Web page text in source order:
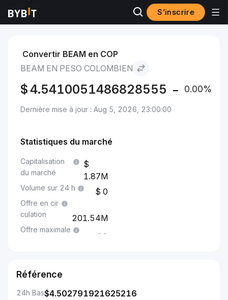
S’inscrire
Marchés BEAM to Peso colombien
Convertir BEAM en COP
BEAM EN PESO COLOMBIEN
$4.5410051486828555 0.00%
Dernière mise à jour : Aug 5, 2026, 23:00:00
Statistiques du marché
Capitalisation
du marché
1.87M
Volume sur 24 h 0
Offre en cir
culation
201.54M
Offre maximale --
Référence
24h Bas$4.502791921625216